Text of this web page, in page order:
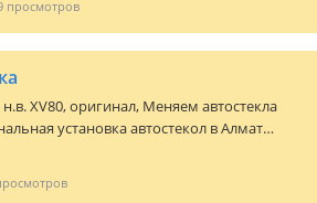
не нашли в колесах
2030" 4ряд 35
Салтанатты 9 (2ГИС)
XV80, оригинал, Меняем автостекла
установка автостекол в Алматы
на грузовые авто